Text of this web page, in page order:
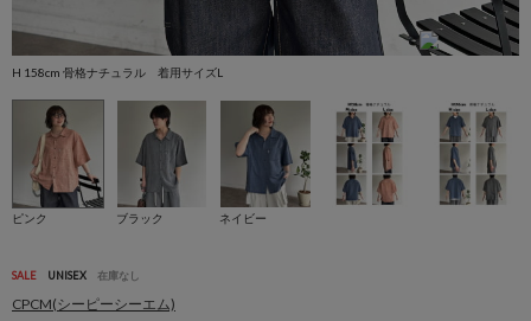
H 158cm 骨格ナチュラル 着用サイズL
ピンク ブラック ネイビー
SALE UNISEX 在庫なし
CPCM(シーピーシーエム)